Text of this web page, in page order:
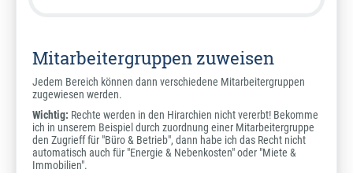
Mitarbeitergruppen zuweisen
Jedem Bereich können dann verschiedene Mitarbeitergruppen
zugewiesen werden.
Wichtig: Rechte werden in den Hirarchien nicht vererbt! Bekomme
ich in unserem Beispiel durch zuordnung einer Mitarbeitergruppe
den Zugrieff für "Büro & Betrieb", dann habe ich das Recht nicht
automatisch auch für "Energie & Nebenkosten" oder "Miete &
Immobilien".